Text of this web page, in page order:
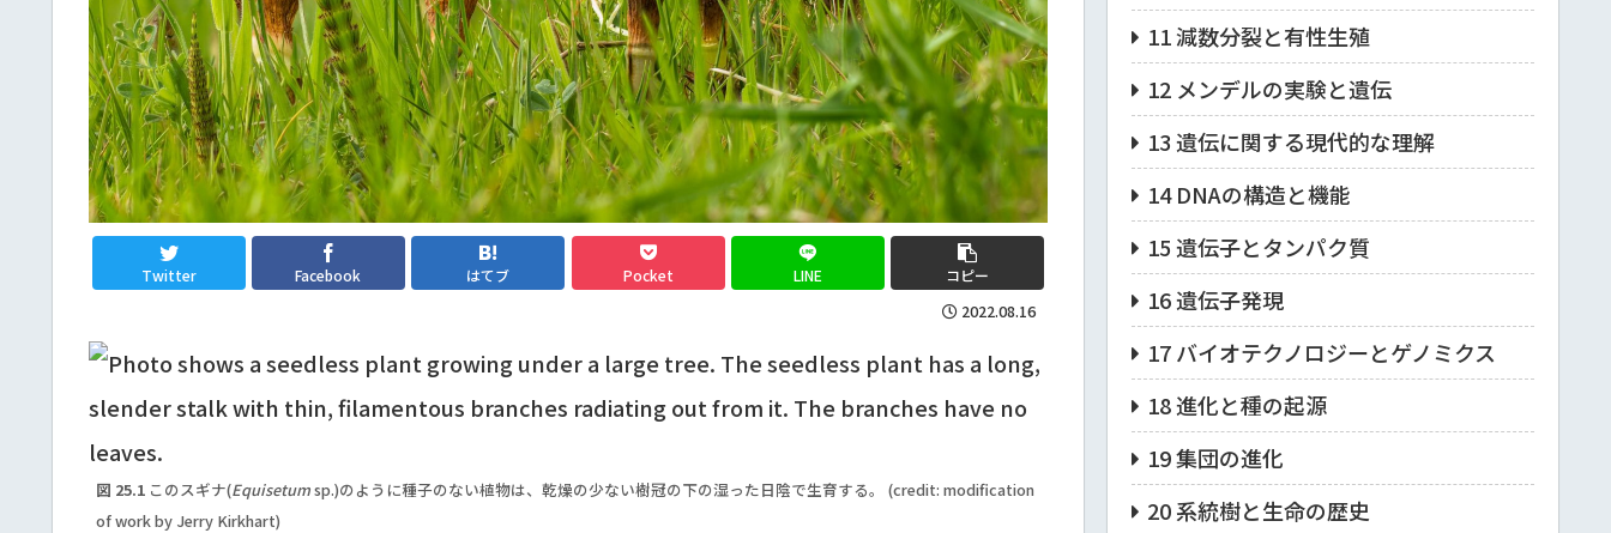
Twitter Facebook はてブ Pocket LINE コピー
2022.08.16
図 25.1 このスギナ(Equisetumsp.)のように種子のない植物は、乾燥の少ない樹冠の下の湿った日陰で生育する。 (credit: modification
of work by Jerry Kirkhart)
11 減数分裂と有性生殖
12 メンデルの実験と遺伝
13 遺伝に関する現代的な理解
14 DNAの構造と機能
15 遺伝子とタンパク質
16 遺伝子発現
17 バイオテクノロジーとゲノミクス
18 進化と種の起源
19 集団の進化
20 系統樹と生命の歴史